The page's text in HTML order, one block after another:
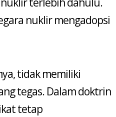
nuklir mengadopsi
tidak memiliki
tegas. Dalam doktrin
tetap